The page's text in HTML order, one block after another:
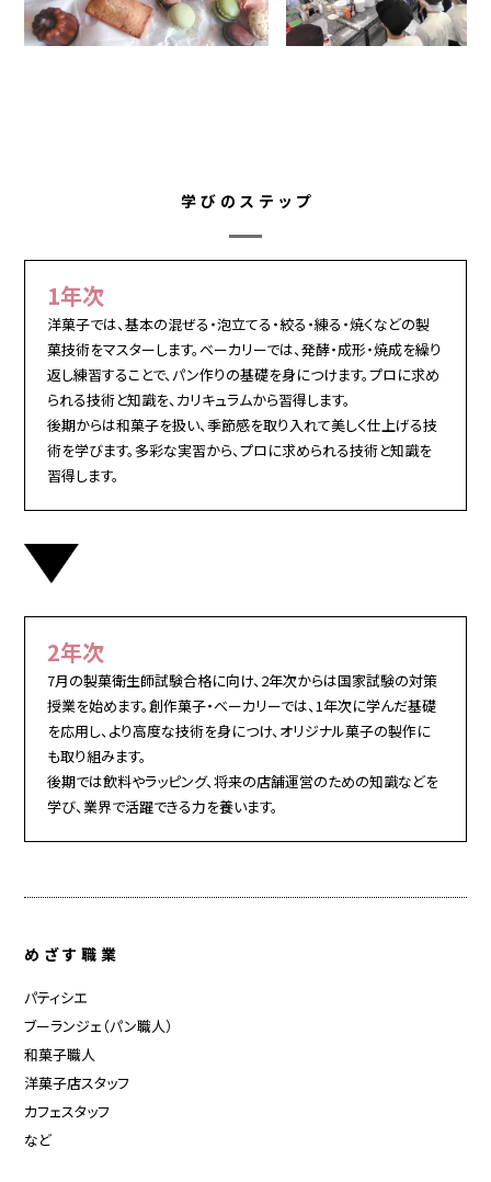
学びのステップ
1年次
洋菓子では、基本の混ぜる・泡立てる・絞る・練る・焼くなどの製
菓技術をマスターします。ベーカリーでは、発酵・成形・焼成を繰り
返し練習することで、パン作りの基礎を身につけます。プロに求め
られる技術と知識を、カリキュラムから習得します。
後期からは和菓子を扱い、季節感を取り入れて美しく仕上げる技
術を学びます。多彩な実習から、プロに求められる技術と知識を
習得します。
2年次
7月の製菓衛生師試験合格に向け、2年次からは国家試験の対策
授業を始めます。創作菓子・ベーカリーでは、1年次に学んだ基礎
を応用し、より高度な技術を身につけ、オリジナル菓子の製作に
も取り組みます。
後期では飲料やラッピング、将来の店舗運営のための知識などを
学び、業界で活躍できる力を養います。
めざす職業
パティシエ
ブーランジェ（パン職人）
和菓子職人
洋菓子店スタッフ
カフェスタッフ
など